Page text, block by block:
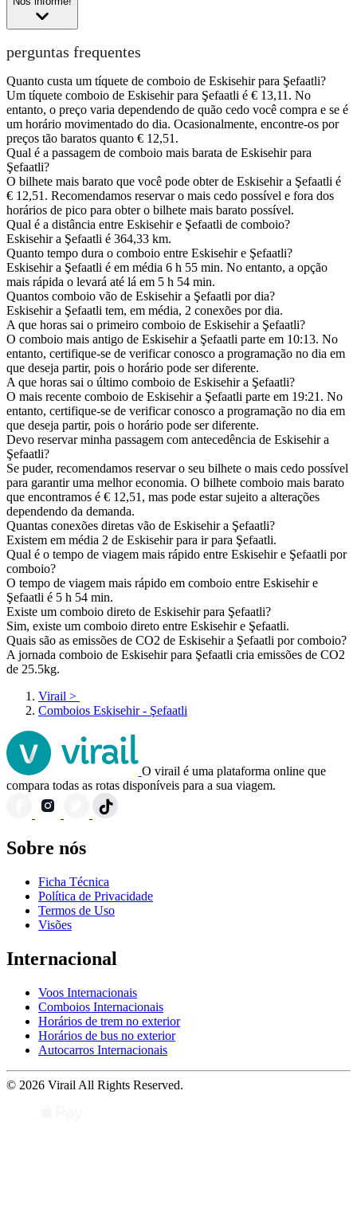
perguntas frequentes
Quanto custa um tíquete de comboio de Eskisehir para Şefaatli?
Um tíquete comboio de Eskisehir para Şefaatli é € 13,11. No
entanto, o preço varia dependendo de quão cedo você compra e se é
um horário movimentado do dia. Ocasionalmente, encontre-os por
preços tão baratos quanto € 12,51.
Qual é a passagem de comboio mais barata de Eskisehir para
Şefaatli?
O bilhete mais barato que você pode obter de Eskisehir a Şefaatli é
€ 12,51. Recomendamos reservar o mais cedo possível e fora dos
horários de pico para obter o bilhete mais barato possível.
Qual é a distância entre Eskisehir e Şefaatli de comboio?
Eskisehir a Şefaatli é 364,33 km.
Quanto tempo dura o comboio entre Eskisehir e Şefaatli?
Eskisehir a Şefaatli é em média 6 h 55 min. No entanto, a opção
mais rápida o levará até lá em 5 h 54 min.
Quantos comboio vão de Eskisehir a Şefaatli por dia?
Eskisehir a Şefaatli tem, em média, 2 conexões por dia.
A que horas sai o primeiro comboio de Eskisehir a Şefaatli?
O comboio mais antigo de Eskisehir a Şefaatli parte em 10:13. No
entanto, certifique-se de verificar conosco a programação no dia em
que deseja partir, pois o horário pode ser diferente.
A que horas sai o último comboio de Eskisehir a Şefaatli?
O mais recente comboio de Eskisehir a Şefaatli parte em 19:21. No
entanto, certifique-se de verificar conosco a programação no dia em
que deseja partir, pois o horário pode ser diferente.
Devo reservar minha passagem com antecedência de Eskisehir a
Şefaatli?
Se puder, recomendamos reservar o seu bilhete o mais cedo possível
para garantir uma melhor economia. O bilhete comboio mais barato
que encontramos é € 12,51, mas pode estar sujeito a alterações
dependendo da demanda.
Quantas conexões diretas vão de Eskisehir a Şefaatli?
Existem em média 2 de Eskisehir para ir para Şefaatli.
Qual é o tempo de viagem mais rápido entre Eskisehir e Şefaatli por
comboio?
O tempo de viagem mais rápido em comboio entre Eskisehir e
Şefaatli é 5 h 54 min.
Existe um comboio direto de Eskisehir para Şefaatli?
Sim, existe um comboio direto entre Eskisehir e Şefaatli.
Quais são as emissões de CO2 de Eskisehir a Şefaatli por comboio?
A jornada comboio de Eskisehir para Şefaatli cria emissões de CO2
de 25.5kg.
Virail >
Comboios Eskisehir - Şefaatli
O virail é uma plataforma online que
compara todas as rotas disponíveis para a sua viagem.
Sobre nós
Ficha Técnica
Política de Privacidade
Termos de Uso
Visões
Internacional
Voos Internacionais
Comboios Internacionais
Horários de trem no exterior
Horários de bus no exterior
Autocarros Internacionais
© 2026 Virail All Rights Reserved.